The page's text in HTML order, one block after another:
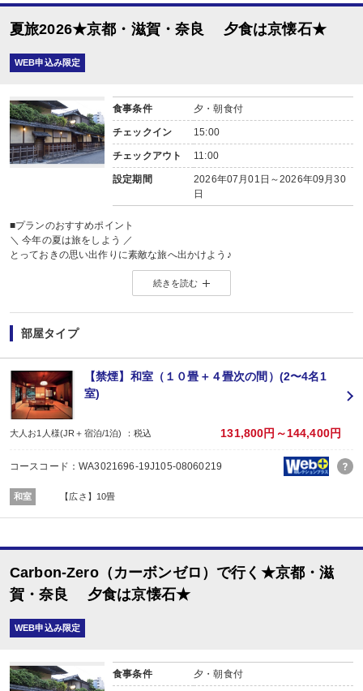
夏旅2026★京都・滋賀・奈良 夕食は京懐石★
WEB申込み限定
食事条件 夕・朝食付
チェックイン 15:00
チェックアウト 11:00
設定期間
2026年07月01日～2026年09月30
日
■プランのおすすめポイント
＼ 今年の夏は旅をしよう ／
とっておきの思い出作りに素敵な旅へ出かけよう♪
【2026年】夏休み・お盆おすすめ国内旅行特集
・誕生日・結婚記念日・賀寿など記念日の前後14日間のお客様に、全員に赤飯
※記念日の前後14日が宿泊期間中に含まれる場合に限ります。証明できるもの
※記念日の内容（例：誕生日）、記念日の対象者（名前）、記念日の日にちを
■夕食
場所:
部屋食
内容:
京懐石料理
場所:
部屋食
内容:
和朝食あるいは洋朝食（選択可）
続きを読む
部屋タイプ
【禁煙】和室（１０畳＋４畳次の間）(2〜4名1
室)
大人お1人様(JR＋宿泊/1泊) ：税込 131,800円～144,400円
コースコード：WA3021696-19J105-08060219
和室 【広さ】10畳
Carbon-Zero（カーボンゼロ）で行く★京都・滋
賀・奈良 夕食は京懐石★
WEB申込み限定
食事条件 夕・朝食付